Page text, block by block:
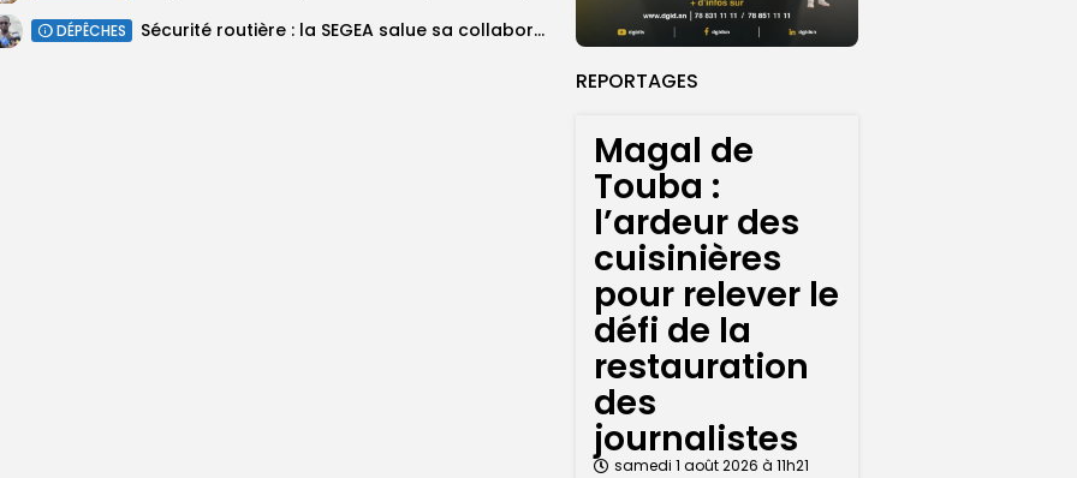
REPORTAGES
Magal de
Touba :
l’ardeur des
cuisinières
pour relever le
défi de la
restauration
des
journalistes
samedi 1 août 2026 à 11h21
DÉPÊCHES Sécurité routière : la SEGEA salue sa collaboration avec la gendarmerie, sur...